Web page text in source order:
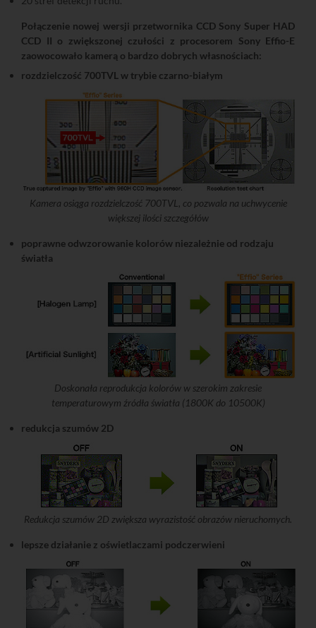
Połączenie nowej wersji przetwornika CCD Sony Super HAD
CCD II o zwiększonej czułości z procesorem Sony Effio-E
zaowocowało kamerą o bardzo dobrych własnościach:
rozdzielczość 700TVL w trybie czarno-białym
Kamera osiąga rozdzielczość 700TVL, co pozwala na uchwycenie
większej ilości szczegółów
poprawne odwzorowanie kolorów niezależnie od rodzaju
światła
Doskonała reprodukcja kolorów w szerokim zakresie
temperaturowym źródła światła (1800K do 10500K)
redukcja szumów 2D
Redukcja szumów 2D zwiększa wyrazistość obrazów nieruchomych.
lepsze działanie z oświetlaczami podczerwieni